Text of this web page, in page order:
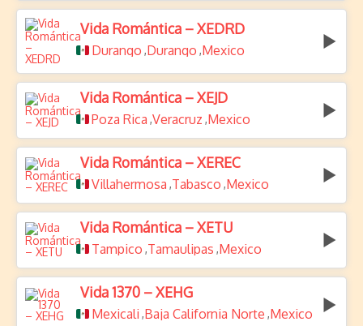
Vida Romántica – XEDRD
Durango ,Durango ,Mexico
Vida Romántica – XEJD
Poza Rica ,Veracruz ,Mexico
Vida Romántica – XEREC
Villahermosa ,Tabasco ,Mexico
Vida Romántica – XETU
Tampico ,Tamaulipas ,Mexico
Vida 1370 – XEHG
Mexicali ,Baja California Norte ,Mexico